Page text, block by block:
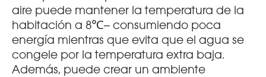
aire puede mantener la temperatura de la
habitación a 8℃-- consumiendo poca
energía mientras que evita que el agua se
congele por la temperatura extra baja.
Además, puede crear un ambiente